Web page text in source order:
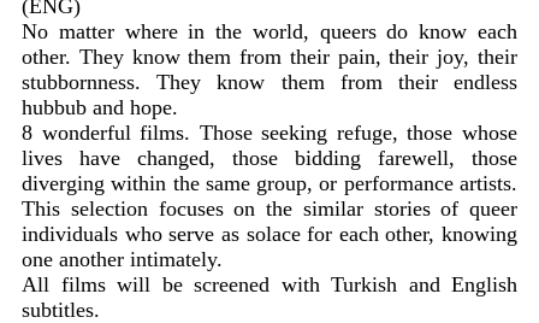
(ENG)
No matter where in the world, queers do know each
other. They know them from their pain, their joy, their
stubbornness. They know them from their endless
hubbub and hope.
8 wonderful films. Those seeking refuge, those whose
lives have changed, those bidding farewell, those
diverging within the same group, or performance artists.
This selection focuses on the similar stories of queer
individuals who serve as solace for each other, knowing
one another intimately.
All films will be screened with Turkish and English
subtitles.